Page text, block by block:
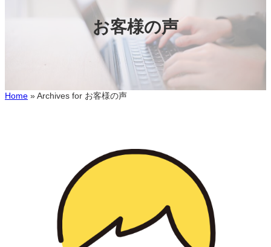
お客様の声
Home »Archives for お客様の声